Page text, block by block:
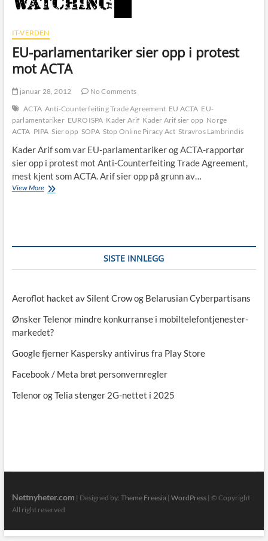
IT-VERDEN
EU-parlamentariker sier opp i protest
mot ACTA
januar 28, 2012
No Comments
ACTA Anti-Counterfeiting Trade Agreement EU ACTA EU-
parlamentariker EUROISPA Kader Arif Kader Arif sier opp Norge
ACTA PIPA Sier opp SOPA Stop Online Piracy Act Stravros Lambrindis
Kader Arif som var EU-parlamentariker og ACTA-rapportør
sier opp i protest mot Anti-Counterfeiting Trade Agreement,
mest kjent som ACTA. Arif sier opp på grunn av…
View MoreEU-
SISTE INNLEGG
Aeroflot hacket av Silent Crow og Belarusian Cyberpartisans
Ønsker Telenor mindre konkurranse i mobiltelefontjenester-
markedet?
Google fjerner Kaspersky antivirus fra Play Store
Facebook / Meta brøt personvernregler
Telenor og Telia stenger 2G-nettet i 2025
Nettnyheter.com | Designed by: Theme Freesia| WordPress| © Copyright
All right reserved